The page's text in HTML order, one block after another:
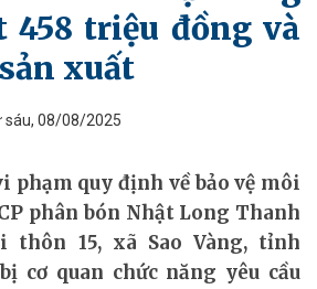
458 triệu đồng và
xuất
sáu, 08/08/2025
phạm quy định về bảo vệ môi
phân bón Nhật Long Thanh
thôn 15, xã Sao Vàng, tỉnh
cơ quan chức năng yêu cầu